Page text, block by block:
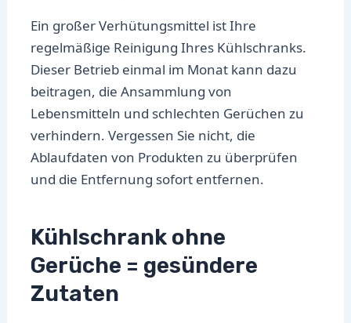
Ein großer Verhütungsmittel ist Ihre
regelmäßige Reinigung Ihres Kühlschranks.
Dieser Betrieb einmal im Monat kann dazu
beitragen, die Ansammlung von
Lebensmitteln und schlechten Gerüchen zu
verhindern. Vergessen Sie nicht, die
Ablaufdaten von Produkten zu überprüfen
und die Entfernung sofort entfernen.
Kühlschrank ohne
Gerüche = gesündere
Zutaten